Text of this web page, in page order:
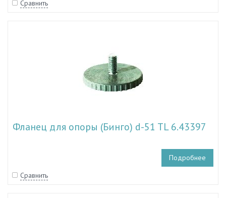
Сравнить
Фланец для опоры (Бинго) d-51 TL 6.43397
Подробнее
Сравнить